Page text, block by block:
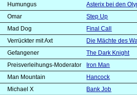
Humungus
Asterix bei den
Omar
Step Up
Mad Dog
Final Call
Verrückter mit Axt
Die Mächte des
Gefangener
The Dark Knight
Preisverleihungs-Moderator
Iron Man
Man Mountain
Hancock
Michael X
Bank Job